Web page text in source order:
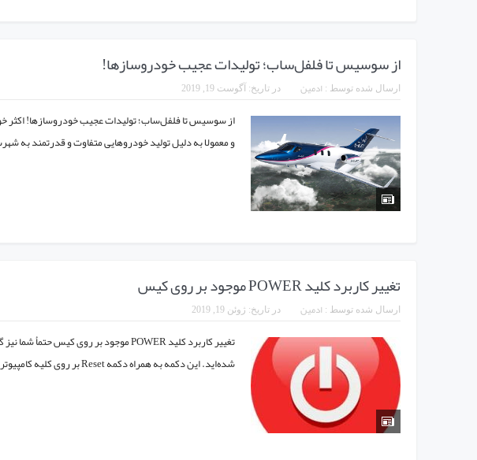
از سوسیس تا فلفل‌ساب؛ تولیدات عجیب خودروسازها!
ارسال شده توسط : ادمین در تاریخ: آگوست 19, 2019
از سوسیس تا فلفل‌ساب؛ تولیدات عجیب خودروسازها! اکثر
و معمولا به دلیل تولید خودرو‌هایی متفاوت و قدرتمند به
تغییر کاربرد کلید POWER موجود بر روی کیس
ارسال شده توسط : ادمین در تاریخ: ژوئن 19, 2019
شده‌اید. این دکمه به همراه دکمه Reset بر روی کلیه کامپیوترهای شخصی وجود دارد...